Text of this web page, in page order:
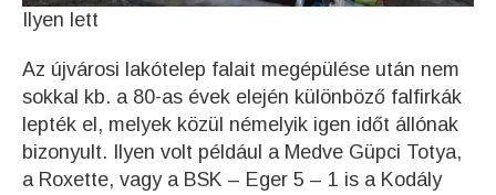
Ilyen lett
Az újvárosi lakótelep falait megépülése után nem
sokkal kb. a 80-as évek elején különböző falfirkák
lepték el, melyek közül némelyik igen időt állónak
bizonyult. Ilyen volt például a Medve Güpci Totya,
a Roxette, vagy a BSK – Eger 5 – 1 is a Kodály